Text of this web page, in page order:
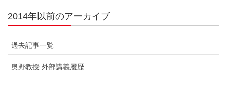
2014年以前のアーカイブ
過去記事一覧
奥野教授 外部講義履歴